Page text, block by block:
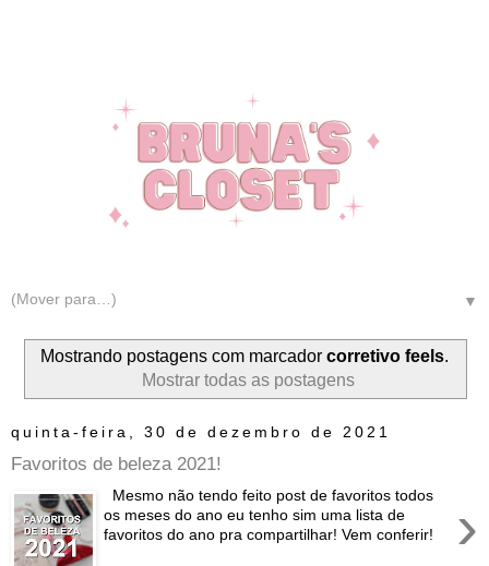
▼
Mostrando postagens com marcador corretivo feels.
Mostrar todas as postagens
quinta-feira, 30 de dezembro de 2021
Favoritos de beleza 2021!
›
Mesmo não tendo feito post de favoritos todos
os meses do ano eu tenho sim uma lista de
favoritos do ano pra compartilhar! Vem conferir!